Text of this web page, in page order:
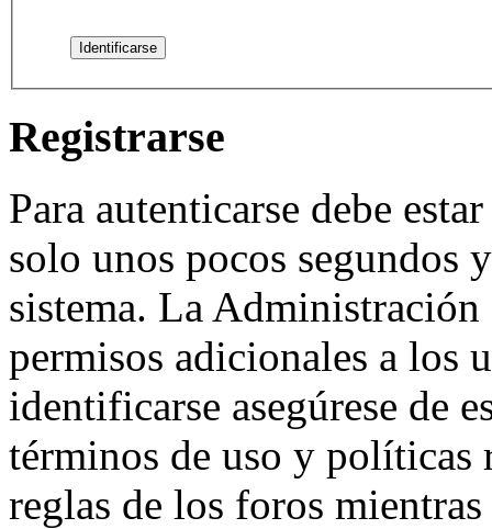
Registrarse
Para autenticarse debe
solo unos pocos segundos
sistema. La
permisos adicionales a los
identificarse asegúrese de
términos de uso y políticas
reglas de los foros